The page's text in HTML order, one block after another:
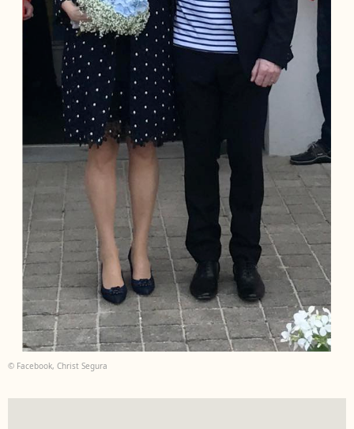
© Facebook, Christ Segura